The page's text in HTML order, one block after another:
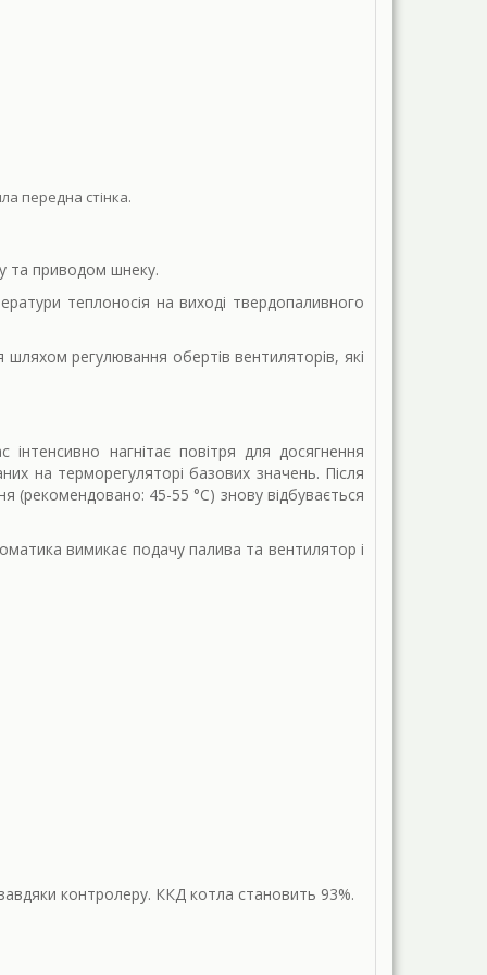
передна стінка.
та приводом шнеку.
теплоносія на виході твердопаливного
регулювання обертів вентиляторів, які
нагнітає повітря для досягнення
на терморегуляторі базових значень. Після
(рекомендовано: 45-55 °С) знову відбувається
вимикає подачу палива та вентилятор і
контролеру. ККД котла становить 93%.